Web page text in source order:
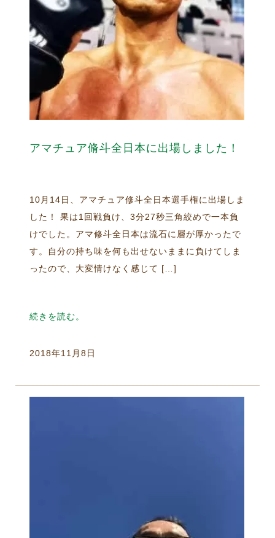
アマチュア脩斗全日本に出場しました！
10月14日、アマチュア修斗全日本選手権に出場しま
した！ 果は1回戦負け、3分27秒三角絞めで一本負
けでした。アマ修斗全日本は流石に層が厚かったで
す。自分の持ち味を何も出せないままに負けてしま
ったので、大変情けなく感じて […]
続きを読む。
2018年11月8日